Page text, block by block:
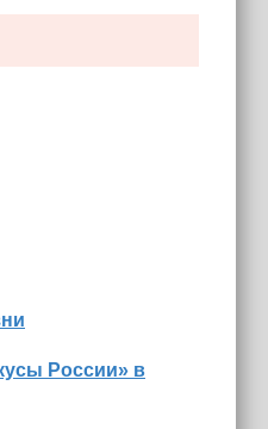
России» в